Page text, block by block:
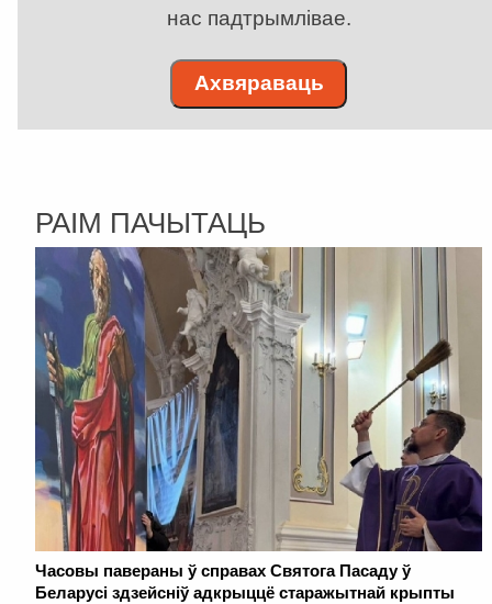
нас падтрымлівае.
Ахвяраваць
РАІМ ПАЧЫТАЦЬ
Часовы павераны ў справах Святога Пасаду ў
Беларусі здзейсніў адкрыццё старажытнай крыпты